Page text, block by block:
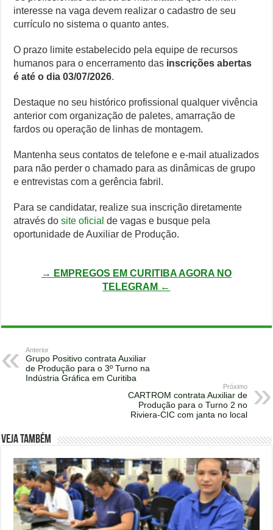
interesse na vaga devem realizar o cadastro de seu
currículo no sistema o quanto antes.
O prazo limite estabelecido pela equipe de recursos
humanos para o encerramento das inscrições abertas
é até o dia 03/07/2026.
Destaque no seu histórico profissional qualquer vivência
anterior com organização de paletes, amarração de
fardos ou operação de linhas de montagem.
Mantenha seus contatos de telefone e e-mail atualizados
para não perder o chamado para as dinâmicas de grupo
e entrevistas com a gerência fabril.
Para se candidatar, realize sua inscrição diretamente
através dosite oficial de vagas e busque pela
oportunidade de Auxiliar de Produção.
→ EMPREGOS EM CURITIBA AGORA NO
TELEGRAM ←
Anterior
Grupo Positivo contrata Auxiliar
de Produção para o 3º Turno na
Indústria Gráfica em Curitiba
Próximo
CARTROM contrata Auxiliar de
Produção para o Turno 2 no
Riviera-CIC com janta no local
Veja também